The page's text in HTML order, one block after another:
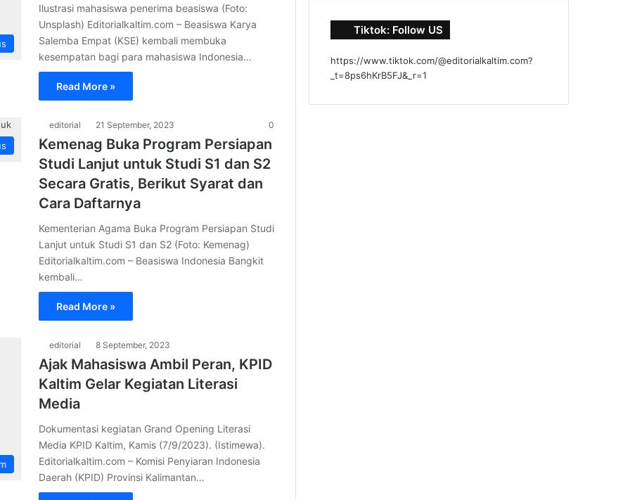
Ilustrasi mahasiswa penerima beasiswa (Foto:
Unsplash) Editorialkaltim.com – Beasiswa Karya
Salemba Empat (KSE) kembali membuka
kesempatan bagi para mahasiswa Indonesia…
Read More »
editorial 21 September, 2023 0
Kemenag Buka Program Persiapan
Studi Lanjut untuk Studi S1 dan S2
Secara Gratis, Berikut Syarat dan
Cara Daftarnya
Kementerian Agama Buka Program Persiapan Studi
Lanjut untuk Studi S1 dan S2 (Foto: Kemenag)
Editorialkaltim.com – Beasiswa Indonesia Bangkit
kembali…
Read More »
editorial 8 September, 2023
Ajak Mahasiswa Ambil Peran, KPID
Kaltim Gelar Kegiatan Literasi
Media
Dokumentasi kegiatan Grand Opening Literasi
Media KPID Kaltim, Kamis (7/9/2023). (Istimewa).
Editorialkaltim.com – Komisi Penyiaran Indonesia
Daerah (KPID) Provinsi Kalimantan…
Tiktok: Follow US
https://www.tiktok.com/@editorialkaltim.com?
_t=8ps6hKrB5FJ&_r=1